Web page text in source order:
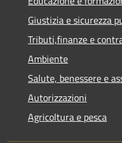
Giustizia e sicurezza
Tributi,finanze e
Ambiente
Salute, benessere e
Autorizzazioni
Agricoltura e pesca